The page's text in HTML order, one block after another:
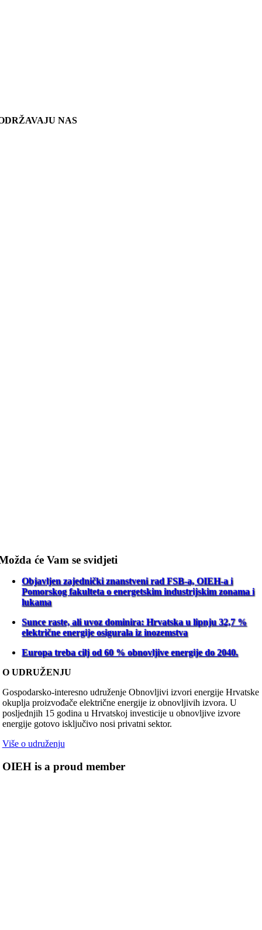
NAS
će Vam se svidjeti
Objavljen zajednički znanstveni rad FSB-a, OIEH-a i
Pomorskog fakulteta o energetskim industrijskim zonama i
lukama
Sunce raste, ali uvoz dominira: Hrvatska u lipnju 32,7 %
električne energije osigurala iz inozemstva
Europa treba cilj od 60 % obnovljive energije do 2040.
O UDRUŽENJU
Gospodarsko-interesno udruženje Obnovljivi izvori energije Hrvatske
okuplja proizvođače električne energije iz obnovljivih izvora. U
posljednjih 15 godina u Hrvatskoj investicije u obnovljive izvore
energije gotovo isključivo nosi privatni sektor.
Više o udruženju
OIEH is a proud member